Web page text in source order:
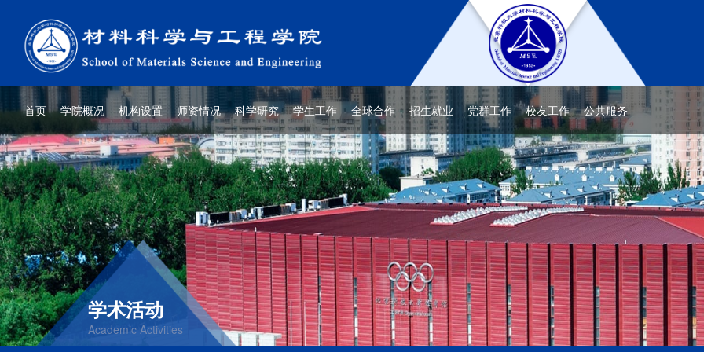
首页 学院概况 机构设置 师资情况 科学研究 学生工作 全球合作 招生就业 党群工作 校友工作 公共服务
学术活动
Academic Activities